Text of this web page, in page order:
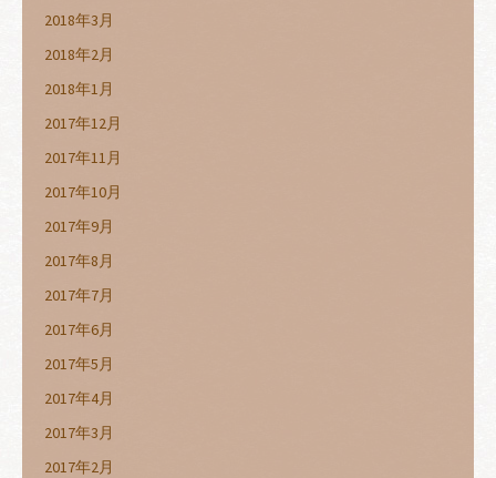
2018年3月
2018年2月
2018年1月
2017年12月
2017年11月
2017年10月
2017年9月
2017年8月
2017年7月
2017年6月
2017年5月
2017年4月
2017年3月
2017年2月